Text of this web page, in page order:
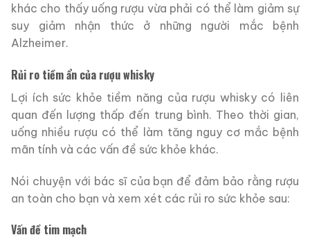
khác cho thấy uống rượu vừa phải có thể làm giảm sự
suy giảm nhận thức ở những người mắc bệnh
Alzheimer.
Rủi ro tiềm ẩn của rượu whisky
Lợi ích sức khỏe tiềm năng của rượu whisky có liên
quan đến lượng thấp đến trung bình. Theo thời gian,
uống nhiều rượu có thể làm tăng nguy cơ mắc bệnh
mãn tính và các vấn đề sức khỏe khác.
Nói chuyện với bác sĩ của bạn để đảm bảo rằng rượu
an toàn cho bạn và xem xét các rủi ro sức khỏe sau:
Vấn đề tim mạch